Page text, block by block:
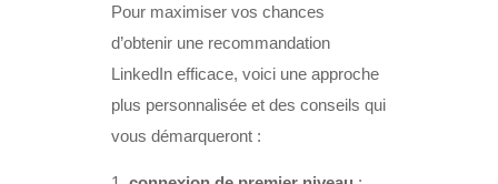
Pour maximiser vos chances
d’obtenir une recommandation
LinkedIn efficace, voici une approche
plus personnalisée et des conseils qui
vous démarqueront :